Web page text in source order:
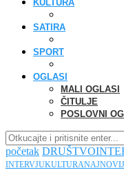
KULTURA
SATIRA
SPORT
OGLASI
MALI OGLASI
ČITULJE
POSLOVNI
početak DRUŠTVO
INTERVJUKULTURA